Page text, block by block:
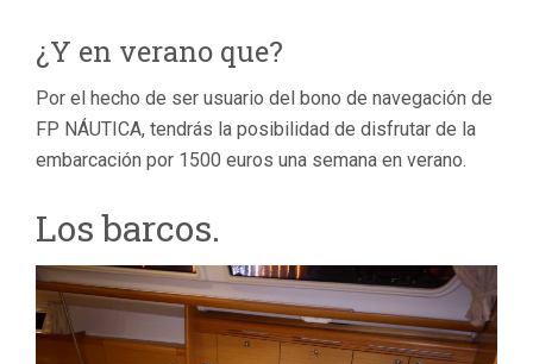
¿Y en verano que?
Por el hecho de ser usuario del bono de navegación de
FP NÁUTICA, tendrás la posibilidad de disfrutar de la
embarcación por 1500 euros una semana en verano.
Los barcos.